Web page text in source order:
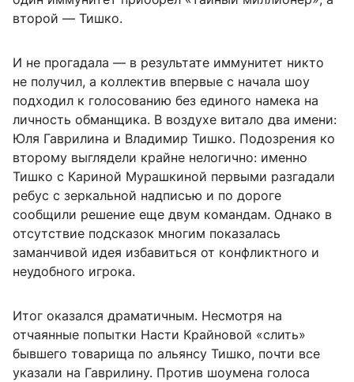
второй — Тишко.
И не прогадала — в результате иммунитет никто
не получил, а коллектив впервые с начала шоу
подходил к голосованию без единого намека на
личность обманщика. В воздухе витало два имени:
Юля Гаврилина и Владимир Тишко. Подозрения ко
второму выглядели крайне нелогично: именно
Тишко с Кариной Мурашкиной первыми разгадали
ребус с зеркальной надписью и по дороге
сообщили решение еще двум командам. Однако в
отсутствие подсказок многим показалась
заманчивой идея избавиться от конфликтного и
неудобного игрока.
Итог оказался драматичным. Несмотря на
отчаянные попытки Насти Крайновой «слить»
бывшего товарища по альянсу Тишко, почти все
указали на Гаврилину. Против шоумена голоса